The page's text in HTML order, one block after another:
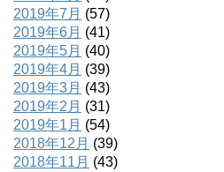
2019年7月 (57)
2019年6月 (41)
2019年5月 (40)
2019年4月 (39)
2019年3月 (43)
2019年2月 (31)
2019年1月 (54)
2018年12月 (39)
2018年11月 (43)